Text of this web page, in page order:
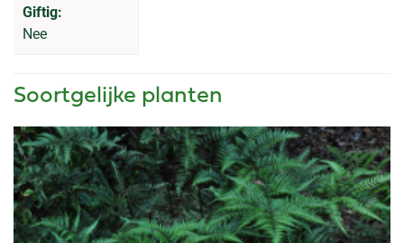
Giftig:
Nee
Soortgelijke planten